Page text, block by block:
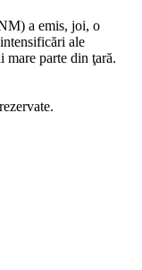
a emis, joi, o
ale
mare parte din ţară.